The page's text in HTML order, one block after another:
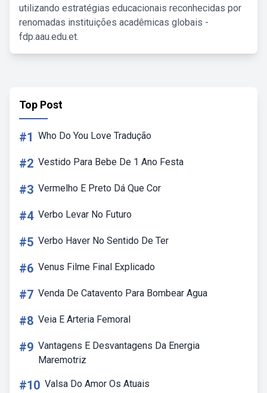
utilizando estratégias educacionais reconhecidas por
renomadas instituições acadêmicas globais -
fdp.aau.edu.et.
Top Post
#1 Who Do You Love Tradução
#2 Vestido Para Bebe De 1 Ano Festa
#3 Vermelho E Preto Dá Que Cor
#4 Verbo Levar No Futuro
#5 Verbo Haver No Sentido De Ter
#6 Venus Filme Final Explicado
#7 Venda De Catavento Para Bombear Agua
#8 Veia E Arteria Femoral
#9 Vantagens E Desvantagens Da Energia
Maremotriz
#10 Valsa Do Amor Os Atuais